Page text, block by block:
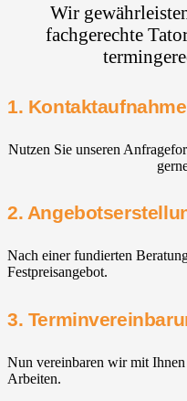
Wir
fachgerechte
1. Kontaktaufnahme
Nutzen Sie unseren
2.
Nach einer fundierten
Festpreisangebot.
3.
Nun vereinbaren wir mit
Arbeiten.